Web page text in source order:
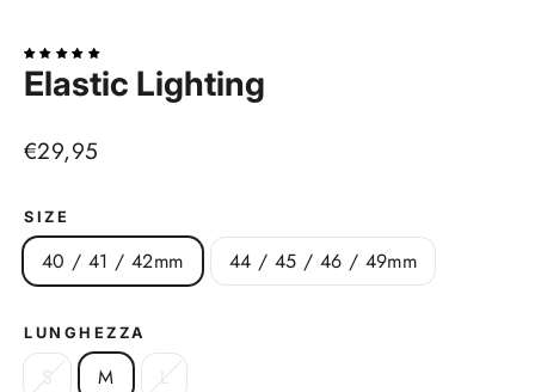
Elastic Lighting
Prezzo
listino
€29,95
SIZE
40 / 41 / 42mm 44 / 45 / 46 / 49mm
LUNGHEZZA
S M L